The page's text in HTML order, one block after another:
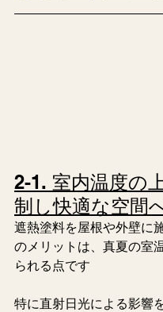
2-1. 室内温度の
制し快適な空間
遮熱塗料を屋根や外壁に
のメリットは、真夏の室
られる点です
特に直射日光による影響